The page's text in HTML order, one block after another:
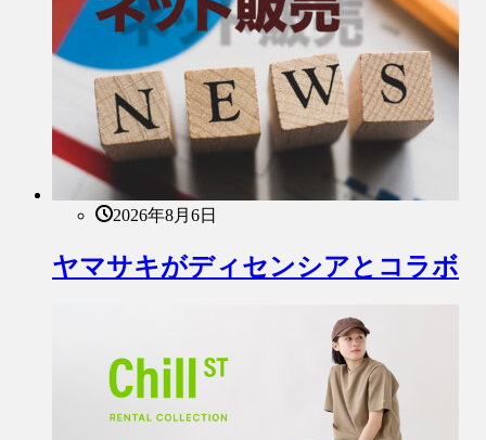
2026年8月6日
ヤマサキがディセンシアとコラボ